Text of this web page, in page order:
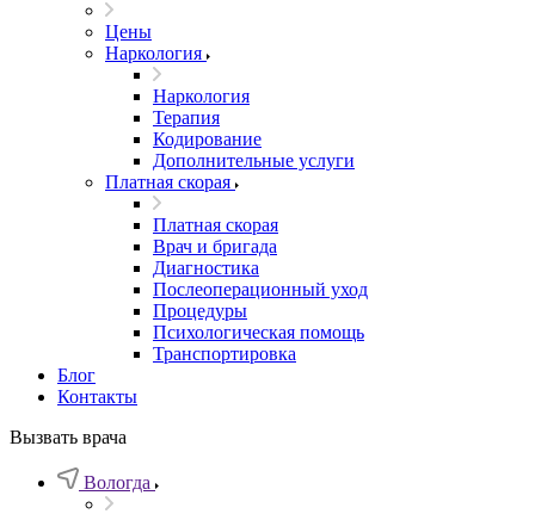
Цены
Наркология
Наркология
Терапия
Кодирование
Дополнительные услуги
Платная скорая
Платная скорая
Врач и бригада
Диагностика
Послеоперационный уход
Процедуры
Психологическая помощь
Транспортировка
Блог
Контакты
Вызвать врача
Вологда